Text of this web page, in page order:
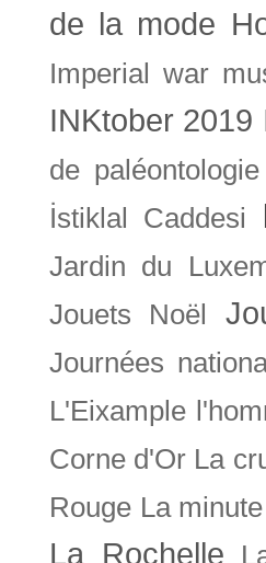
de la mode
Imperial war
INKtober 2019
de
İstiklal Caddesi
Jardin du
Jouets Noël
Journées
L'Eixample
Corne d'Or La
Rouge La
La Rochelle